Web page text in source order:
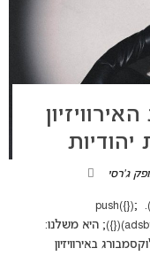
ג'רסי
(adsbygoogle = window.adsbygoogle || []).push({});
(adsbygoogle = window.adsbygoogle || []).push({}); היא משלנו:
באירוויזיון